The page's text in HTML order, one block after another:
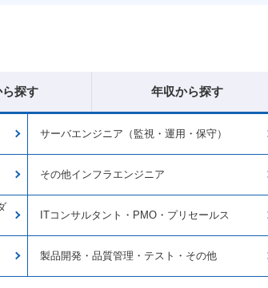
探す 年収から探す
サーバエンジニア（監視・運用・保守）
その他インフラエンジニア
ITコンサルタント・PMO・プリセールス
製品開発・品質管理・テスト・その他